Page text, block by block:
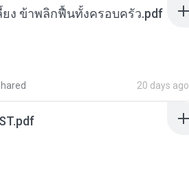
ง ข้าพลิกฟื้นทั้งครอบครัว.pdf
20 days ago